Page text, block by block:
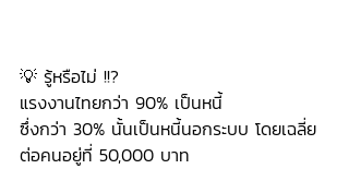
💡 รู้หรือไม่ !!?
แรงงานไทยกว่า 90% เป็นหนี้
ซึ่งกว่า 30% นั้นเป็นหนี้นอกระบบ โดยเฉลี่ย
ต่อคนอยู่ที่ 50,000 บาท